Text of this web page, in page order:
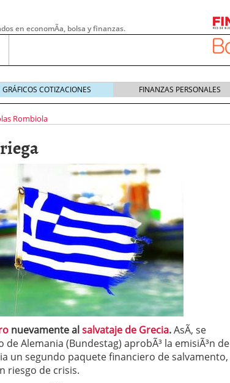
en economÃ­a, bolsa y finanzas.
pymes: la obligación que muchas empresas
es demasiado tarde 20/07/2026
Deben Saber los Traders Mexicanos Antes de
vs proceso tradicional: ventajas reales para pymes
mÃ©dica cuando trabajas por cuenta propia
GRÁFICOS COTIZACIONES FINANZAS PERSONALES
Rombiola
nuevamente alsalvataje de Grecia.AsÃ­, se
Alemania (Bundestag) aprobÃ³ la emisiÃ³n de
un segundo paquete financiero de salvamento,
riesgo de crisis.